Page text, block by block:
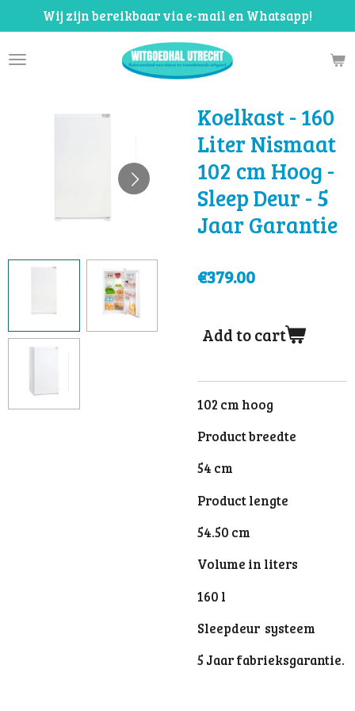
to
main
Wij zijn bereikbaar via e-mail en Whatsapp!
Koelkast - 160
Liter Nismaat
102 cm Hoog -
Sleep Deur - 5
Jaar Garantie
€379.00
Add to cart
102 cm hoog
Product breedte
54 cm
Product lengte
54.50 cm
Volume in liters
160 l
Sleepdeur systeem
5 Jaar fabrieksgarantie.